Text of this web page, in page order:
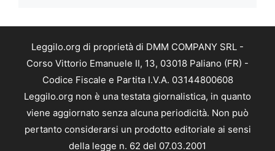
Leggilo.org di proprietà di DMM COMPANY SRL -
Corso Vittorio Emanuele II, 13, 03018 Paliano (FR) -
Codice Fiscale e Partita I.V.A. 03144800608
Leggilo.org non è una testata giornalistica, in quanto
viene aggiornato senza alcuna periodicità. Non può
pertanto considerarsi un prodotto editoriale ai sensi
della legge n. 62 del 07.03.2001